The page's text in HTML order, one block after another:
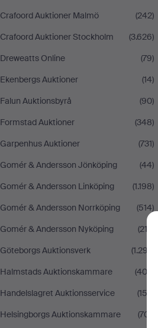
Crafoord Auktioner Malmö
(242)
Crafoord Auktioner Stockholm
(3.626)
Dreweatts Online
(79)
Ekenbergs Auktioner
(14)
Falun Auktionsbyrå
(90)
Formstad Auktioner
(348)
Garpenhus Auktioner
(731)
Gomér & Andersson Jönköping
(44)
Gomér & Andersson Linköping
(1.198)
Gomér & Andersson Norrköping
(514)
Gomér & Andersson Nyköping
(212)
Göteborgs Auktionsverk
(1.297)
Halmstads Auktionskammare
(403)
Handelslagret Auktionsservice
(153)
Helsingborgs Auktionskammare
(701)